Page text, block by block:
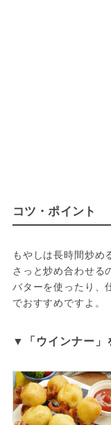
コツ・ポイント
もやしは長時間炒め
さっと炒め合わせる
バターを使ったり、
▼「ウインナー」